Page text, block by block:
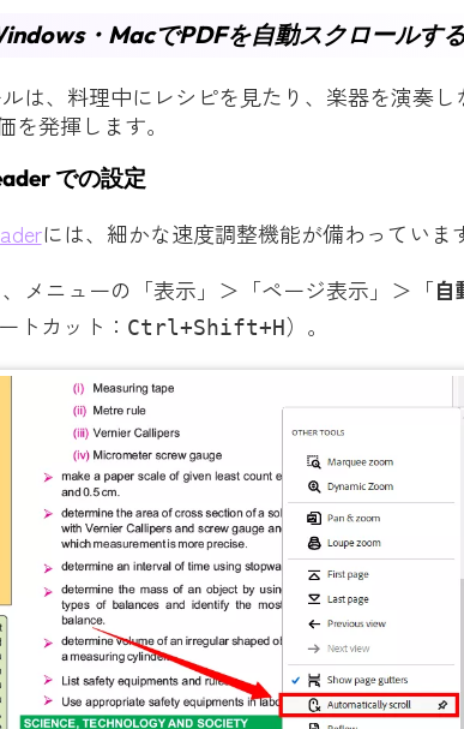
・MacでPDFを自動スクロールす
は、料理中にレシピを見たり、楽器を演奏し
を発揮します。
での設定
には、細かな速度調整機能が備わっていま
メニューの「表示」＞「ページ表示」＞「
トカット： Ctrl+Shift+H）。